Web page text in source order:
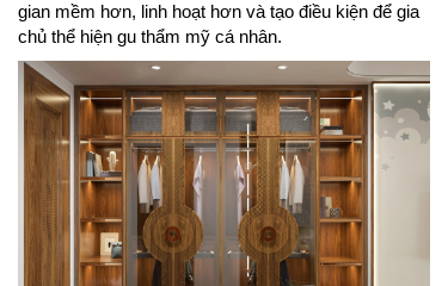
gian mềm hơn, linh hoạt hơn và tạo điều kiện để gia
chủ thể hiện gu thẩm mỹ cá nhân.